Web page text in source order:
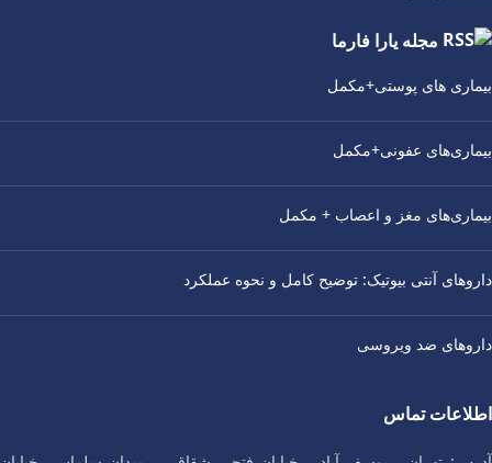
مجله یارا فارما
بیماری‌ های پوستی+مکمل
بیماری‌های عفونی+مکمل
بیماری‌های مغز و اعصاب + مکمل
داروهای آنتی‌ بیوتیک: توضیح کامل و نحوه عملکرد
داروهای ضد ویروسی
اطلاعات تماس